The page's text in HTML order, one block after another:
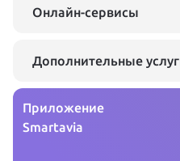
Онлайн-сервисы
Дополнительные
Приложение
Smartavia